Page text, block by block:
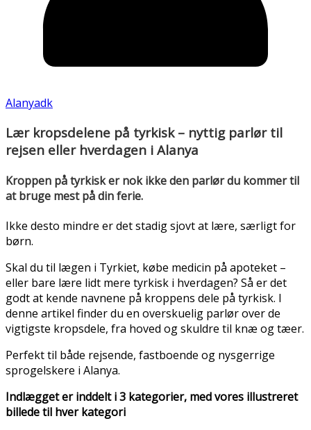
Alanyadk
Lær kropsdelene på tyrkisk – nyttig parlør til
rejsen eller hverdagen i Alanya
Kroppen på tyrkisk er nok ikke den parlør du kommer til
at bruge mest på din ferie.
Ikke desto mindre er det stadig sjovt at lære, særligt for
børn.
Skal du til lægen i Tyrkiet, købe medicin på apoteket –
eller bare lære lidt mere tyrkisk i hverdagen? Så er det
godt at kende navnene på kroppens dele på tyrkisk. I
denne artikel finder du en overskuelig parlør over de
vigtigste kropsdele, fra hoved og skuldre til knæ og tæer.
Perfekt til både rejsende, fastboende og nysgerrige
sprogelskere i Alanya.
Indlægget er inddelt i 3 kategorier, med vores illustreret
billede til hver kategori